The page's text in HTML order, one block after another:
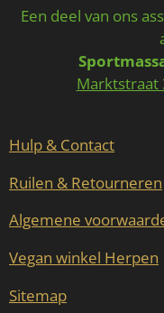
Een deel van ons
Marktstraat
Hulp & Contact
Ruilen & Retourneren
Algemene
Vegan winkel Herpen
Sitemap